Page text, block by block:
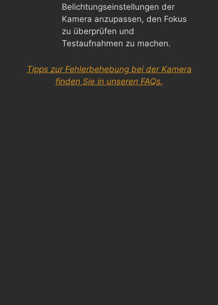
Belichtungseinstellungen der
Kamera anzupassen, den Fokus
zu überprüfen und
Testaufnahmen zu machen.
Tipps zur Fehlerbehebung bei der Kamera
finden Sie in unseren FAQs.